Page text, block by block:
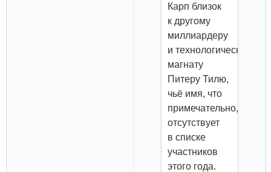
Карп близок
к другому
миллиардеру
и технологическому
магнату
Питеру Тилю,
чьё имя, что
примечательно,
отсутствует
в списке
участников
этого года.